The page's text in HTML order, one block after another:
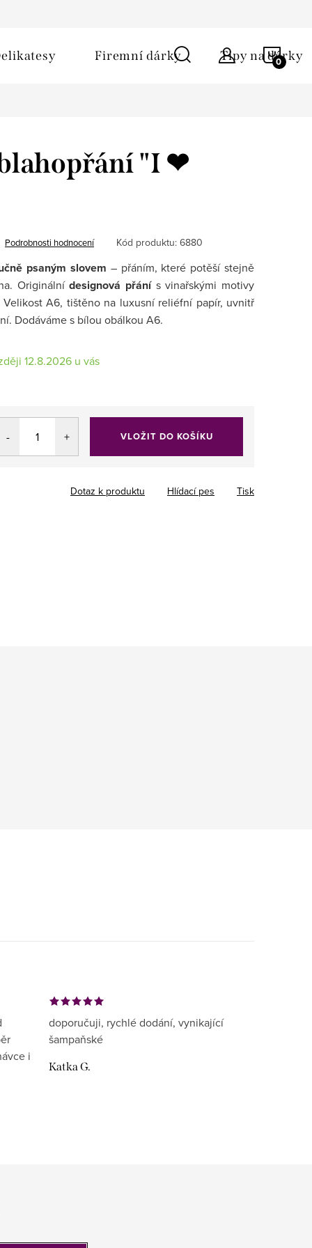
Firemní dárky Tipy na dárky
"I ❤︎
Podrobnosti hodnocení Kód produktu: 6880
psaným slovem – přáním, které potěší stejně
Originálnídesignová přánís vinařskými motivy
A6, tištěno na luxusní reliéfní papír, uvnitř
Dodáváme s bílou obálkou A6.
12.8.2026
VLOŽIT DO KOŠÍKU
Tisk
Dotaz k produktu Hlídací pes
i
doporučuji, rychlé dodání, vynikající
šampaňské
Katka G.